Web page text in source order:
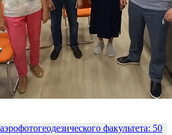
факультета: 50